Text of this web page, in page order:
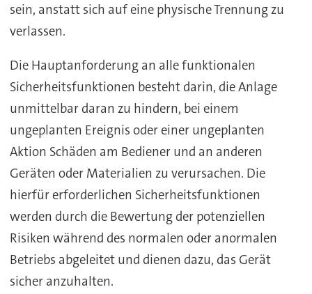
sein, anstatt sich auf eine physische Trennung zu
verlassen.
Die Hauptanforderung an alle funktionalen
Sicherheitsfunktionen besteht darin, die Anlage
unmittelbar daran zu hindern, bei einem
ungeplanten Ereignis oder einer ungeplanten
Aktion Schäden am Bediener und an anderen
Geräten oder Materialien zu verursachen. Die
hierfür erforderlichen Sicherheitsfunktionen
werden durch die Bewertung der potenziellen
Risiken während des normalen oder anormalen
Betriebs abgeleitet und dienen dazu, das Gerät
sicher anzuhalten.